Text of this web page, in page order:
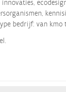
bedrijf: van